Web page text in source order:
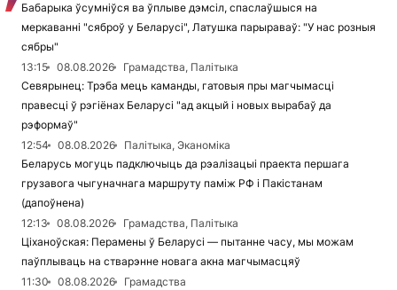
Бабарыка ўсумніўся ва ўплыве дэмсіл, спаслаўшыся на
меркаванні "сяброў у Беларусі", Латушка парыраваў: "У нас розныя
сябры"
13:15
08.08.2026
Грамадства, Палітыка
Севярынец: Трэба мець каманды, гатовыя пры магчымасці
правесці ў рэгіёнах Беларусі "ад акцый і новых вырабаў да
рэформаў"
12:54
08.08.2026
Палітыка, Эканоміка
Беларусь могуць падключыць да рэалізацыі праекта першага
грузавога чыгуначнага маршруту паміж РФ і Пакістанам
(дапоўнена)
12:13
08.08.2026
Грамадства, Палітыка
Ціханоўская: Перамены ў Беларусі — пытанне часу, мы можам
паўплываць на стварэнне новага акна магчымасцяў
11:30
08.08.2026
Грамадства